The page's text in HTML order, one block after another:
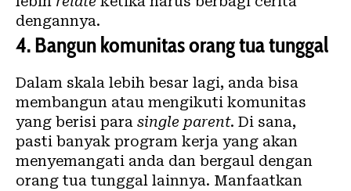
dengannya.
4.Bangun komunitas orang tua tunggal
Dalam skala lebih besar lagi, anda bisa
membangun atau mengikuti komunitas
yang berisi para single parent. Di sana,
pasti banyak program kerja yang akan
menyemangati anda dan bergaul dengan
orang tua tunggal lainnya. Manfaatkan